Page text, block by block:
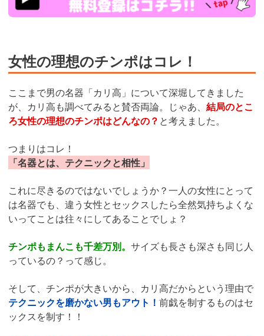
女性の理想のチンポはコレ！
ここまで男の名器「カリ高」について深堀してきました
が、カリ高も調べてみると賛否両論。じゃあ、 結局のとこ
ろ女性の理想のチンポはどんなの？ と考えました。
つまりはコレ！
「名器とは、テクニックと相性」
これに尽きるのではないでしょうか？一人の女性にとって
は名器でも、違う女性とセックスしたら全然気持ちよくな
いってことは往々にしてあることでしょ？
チンポもまんこも千差万別。 サイズも長さも深さも同じ人
っているの？って感じ。
そして、チンポが大きいから、カリ高だからという理由で
テクニックを磨かない男もアウト！ 前戯を制するものはセ
ックスを制す！！